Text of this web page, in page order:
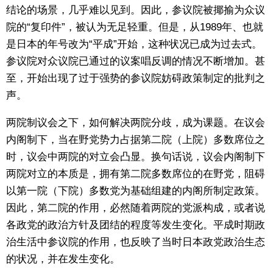
东京
编辑部通知
SNS
结论的场景，几乎难以见到。因此，参议院被揶揄为众议
院的“复印件”，被认为无足轻重。但是，从1989年、也就
是日本的年号改为“平成”开始，这种状况已成为过去式。
参议院对众议院已通过的议案唱反调的情况不断增加。甚
至，开始出现了过于强势的参议院妨碍政策制定的批判之
声。
两院制议会之下，如何解决两院分歧，成为课题。在议会
内阁制下，当在野党势力占据第二院（上院）多数席位之
时，议会中两院的对立会凸显。换句话说，议会内阁制下
两院对立的本质是，拥有第二院多数席位的在野党，阻碍
以第一院（下院）多数党为基础组建的内阁所制定政策。
因此，第二院的作用，必然随着两院的党派构成，或者说
各政党的政治方针及团结的程度等发生变化。平成时期政
治生活中参议院的作用，也反映了当时日本政党政治生态
的状况，并在发生变化。